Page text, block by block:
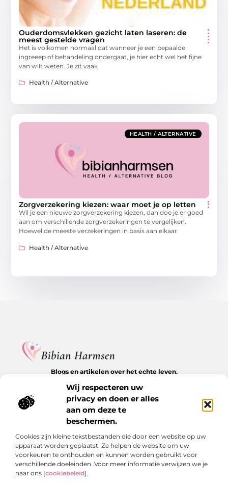
Wij respecteren uw
privacy en doen er alles
aan om deze te
beschermen.
Cookies zijn kleine tekstbestanden die door een website op uw
apparaat worden geplaatst. Ze helpen de website om uw
voorkeuren te onthouden en kunnen worden gebruikt voor
verschillende doeleinden .Voor meer informatie verwijzen we je
naar ons [cookiebeleid].
Ouderdomsvlekken gezicht laten laseren: de
meest gestelde vragen
Het is volkomen normaal dat wanneer je een bepaalde
ingreeep of behandeling ondergaat, je hier echt wel het fijne
van wilt weten. Je zit vaak
Health / Alternative
HEALTH / ALTERNATIVE
Zorgverzekering kiezen: waar moet je op letten
Wil je een nieuwe zorgverzekering kiezen, dan doe je er goed
aan om verschillende zorgverzekeringen te vergelijken.
Hoewel de meeste verzekeringen in basis aan elkaar
Health / Alternative
Blogs en artikelen over het echte leven.
waardevolle inzichten op BibianHarmsen.nl.
Bericht categorie
Onze informatie